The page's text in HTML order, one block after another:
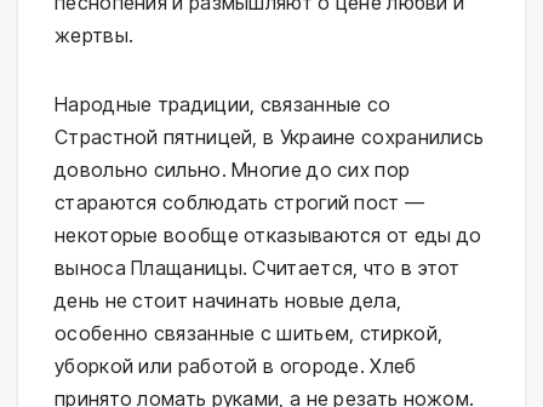
жертвы.
Народные традиции, связанные со
Страстной пятницей, в Украине сохранились
довольно сильно. Многие до сих пор
стараются соблюдать строгий пост —
некоторые вообще отказываются от еды до
выноса Плащаницы. Считается, что в этот
день не стоит начинать новые дела,
особенно связанные с шитьем, стиркой,
уборкой или работой в огороде. Хлеб
принято ломать руками, а не резать ножом.